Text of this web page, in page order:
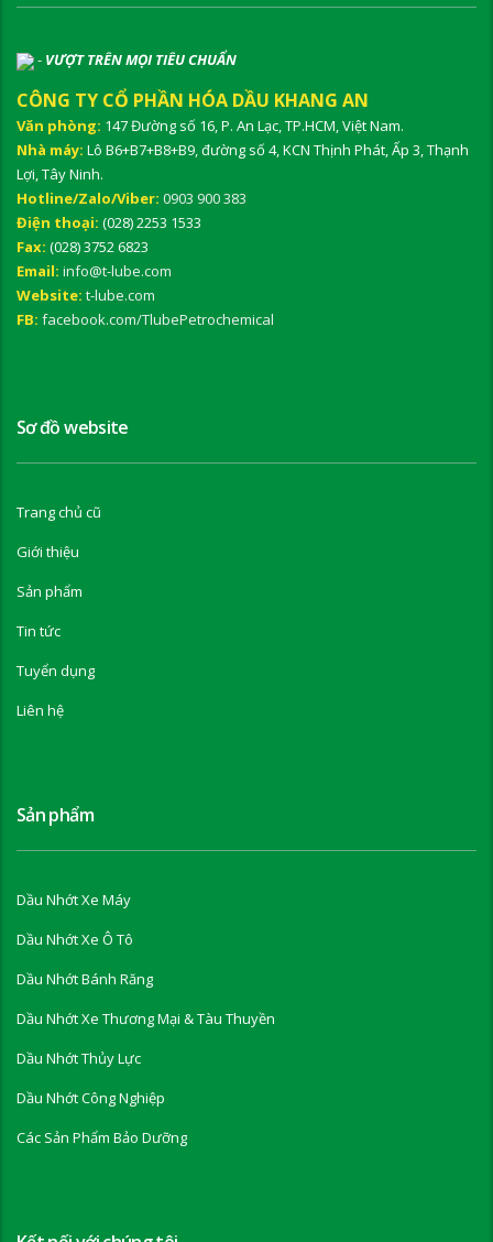
- VƯỢT TRÊN MỌI TIÊU CHUẨN
CÔNG TY CỔ PHẦN HÓA DẦU KHANG AN
Văn phòng: 147 Đường số 16, P. An Lạc, TP.HCM, Việt Nam.
Nhà máy: Lô B6+B7+B8+B9, đường số 4, KCN Thịnh Phát, Ấp 3, Thạnh
Lợi, Tây Ninh.
Hotline/Zalo/Viber: 0903 900 383
Điện thoại: (028) 2253 1533
Fax: (028) 3752 6823
Email: info@t-lube.com
Website: t-lube.com
FB: facebook.com/TlubePetrochemical
Sơ đồ website
Trang chủ cũ
Giới thiệu
Sản phẩm
Tin tức
Tuyển dụng
Liên hệ
Sản phẩm
Dầu Nhớt Xe Máy
Dầu Nhớt Xe Ô Tô
Dầu Nhớt Bánh Răng
Dầu Nhớt Xe Thương Mại & Tàu Thuyền
Dầu Nhớt Thủy Lực
Dầu Nhớt Công Nghiệp
Các Sản Phẩm Bảo Dưỡng